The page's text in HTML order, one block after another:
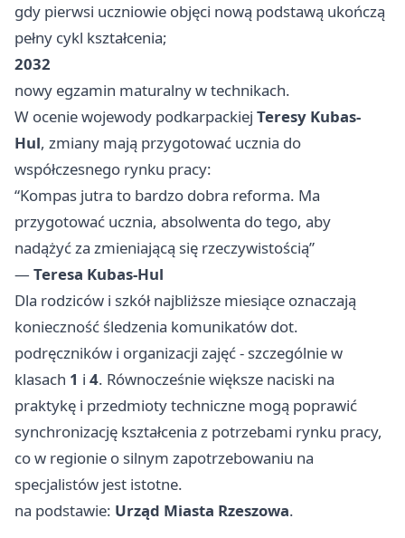
gdy pierwsi uczniowie objęci nową podstawą ukończą
pełny cykl kształcenia;
2032
nowy egzamin maturalny w technikach.
W ocenie wojewody podkarpackiej Teresy Kubas-
Hul, zmiany mają przygotować ucznia do
współczesnego rynku pracy:
“Kompas jutra to bardzo dobra reforma. Ma
przygotować ucznia, absolwenta do tego, aby
nadążyć za zmieniającą się rzeczywistością”
— Teresa Kubas-Hul
Dla rodziców i szkół najbliższe miesiące oznaczają
konieczność śledzenia komunikatów dot.
podręczników i organizacji zajęć - szczególnie w
klasach 1 i 4. Równocześnie większe naciski na
praktykę i przedmioty techniczne mogą poprawić
synchronizację kształcenia z potrzebami rynku pracy,
co w regionie o silnym zapotrzebowaniu na
specjalistów jest istotne.
na podstawie: Urząd Miasta Rzeszowa.